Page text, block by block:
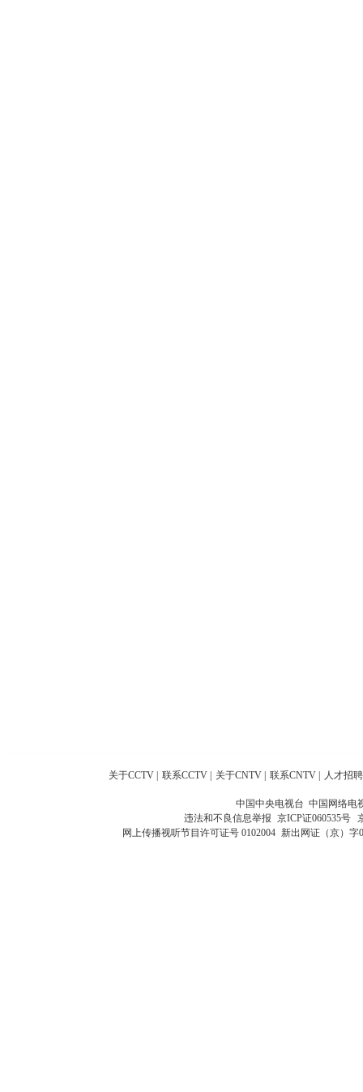
关于CCTV 联系CCTV 关于CNTV 联系CNTV 人才招聘
中国中央电视台 中国网络电
违法和不良信息举报 京ICP证060535号
网上传播视听节目许可证号 0102004 新出网证（京）